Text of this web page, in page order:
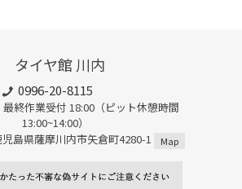
タイヤ館 川内
0996-20-8115
終作業受付 18:00（ピット休憩時間
13:00~14:00）
島県薩摩川内市矢倉町4280-1
Map